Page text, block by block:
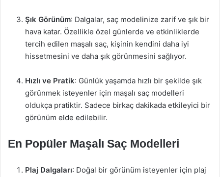
Şık Görünüm: Dalgalar, saç modelinize zarif ve şık bir
hava katar. Özellikle özel günlerde ve etkinliklerde
tercih edilen maşalı saç, kişinin kendini daha iyi
hissetmesini ve daha şık görünmesini sağlıyor.
Hızlı ve Pratik: Günlük yaşamda hızlı bir şekilde şık
görünmek isteyenler için maşalı saç modelleri
oldukça pratiktir. Sadece birkaç dakikada etkileyici bir
görünüm elde edilebilir.
En Popüler Maşalı Saç Modelleri
Plaj Dalgaları: Doğal bir görünüm isteyenler için plaj